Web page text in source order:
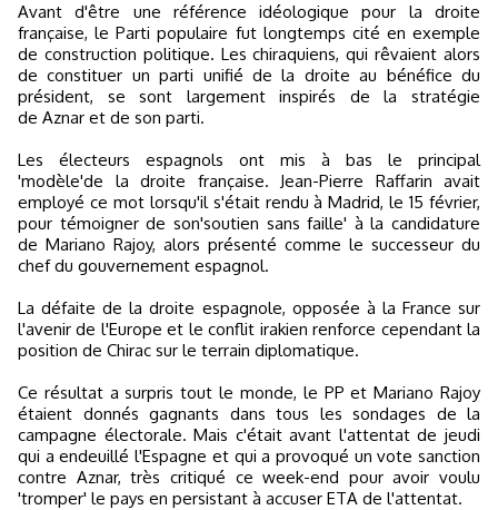
Avant d'être une référence idéologique pour la droite
française, le Parti populaire fut longtemps cité en exemple
de construction politique. Les chiraquiens, qui rêvaient alors
de constituer un parti unifié de la droite au bénéfice du
président, se sont largement inspirés de la stratégie
de Aznar et de son parti.
Les électeurs espagnols ont mis à bas le principal
'modèle'de la droite française. Jean-Pierre Raffarin avait
employé ce mot lorsqu'il s'était rendu à Madrid, le 15 février,
pour témoigner de son'soutien sans faille' à la candidature
de Mariano Rajoy, alors présenté comme le successeur du
chef du gouvernement espagnol.
La défaite de la droite espagnole, opposée à la France sur
l'avenir de l'Europe et le conflit irakien renforce cependant la
position de Chirac sur le terrain diplomatique.
Ce résultat a surpris tout le monde, le PP et Mariano Rajoy
étaient donnés gagnants dans tous les sondages de la
campagne électorale. Mais c'était avant l'attentat de jeudi
qui a endeuillé l'Espagne et qui a provoqué un vote sanction
contre Aznar, très critiqué ce week-end pour avoir voulu
'tromper' le pays en persistant à accuser ETA de l'attentat.